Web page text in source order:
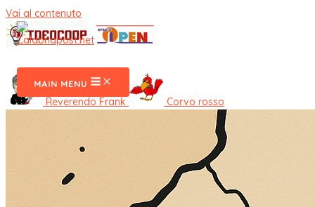
Vai al contenuto
MAIN MENU
Reverendo Frank Corvo rosso